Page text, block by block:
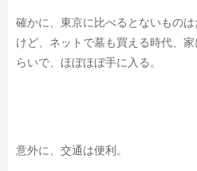
確かに、東京に比べるとないものは
けど、ネットで墓も買える時代、 家
らいで、ほぼほぼ手に入る。
意外に、交通は便利。